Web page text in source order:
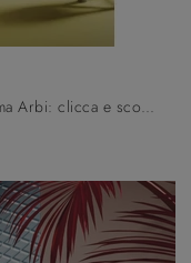
Mobili bagno sospesi in legno della firma Arbi: clicca e scopri l'arredo bagno moderno Master 04 per la stanza del benessere.